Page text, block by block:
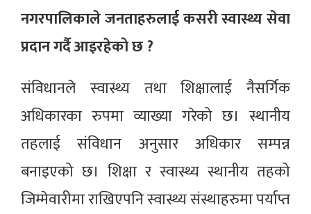
नगरपालिकाले जनताहरुलाई कसरी स्वास्थ्य सेवा
प्रदान गर्दै आइरहेको छ ?
संविधानले स्वास्थ्य तथा शिक्षालाई नैसर्गिक
अधिकारका रुपमा व्याख्या गरेको छ। स्थानीय
तहलाई संविधान अनुसार अधिकार सम्पन्न
बनाइएको छ। शिक्षा र स्वास्थ्य स्थानीय तहको
जिम्मेवारीमा राखिएपनि स्वास्थ्य संस्थाहरुमा पर्याप्त